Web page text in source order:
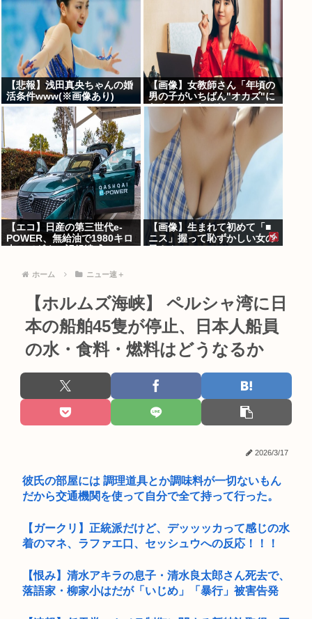
【悲報】浅田真央ちゃんの婚
活条件www(※画像あり)
【画像】女教師さん「年頃の
男の子がいちばん"オカズ"に
なるのはこれでしょ･････？
♡♡♡」→！！
【エコ】日産の第三世代e-
POWER、無給油で1980キロ
【画像】生まれて初めて「■
ニス」握って恥ずかしい女の
ホーム ニュー速＋
【ホルムズ海峡】 ペルシャ湾に日
本の船舶45隻が停止、日本人船員
の水・食料・燃料はどうなるか
2026/3/17
彼氏の部屋には 調理道具とか調味料が一切ないもん
だから交通機関を使って自分で全て持って行った。
【ガークリ】正統派だけど、デッッッカって感じの水
着のマネ、ラファエ口、セッシュウへの反応！！！
【恨み】清水アキラの息子・清水良太郎さん死去で、
落語家・柳家小はだが「いじめ」「暴行」被害告発